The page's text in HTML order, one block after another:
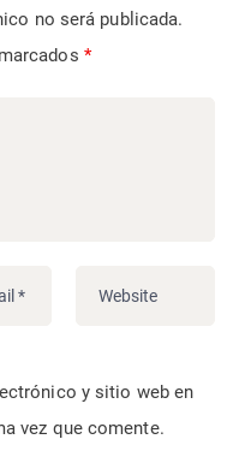
no será publicada.
*
y sitio web en
vez que comente.